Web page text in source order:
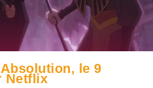
le 9
Netflix